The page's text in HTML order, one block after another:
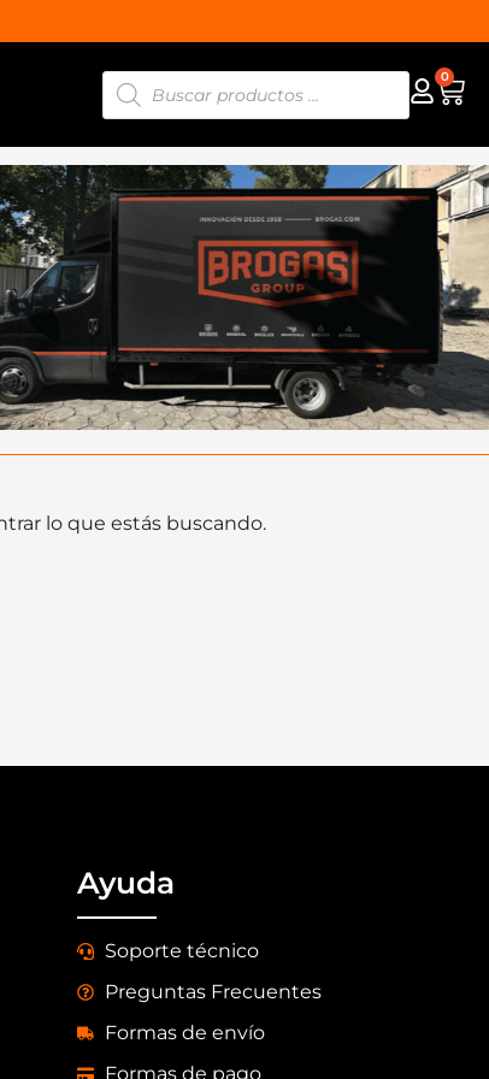
0
lo que estás buscando.
Ayuda
Soporte técnico
Preguntas Frecuentes
Formas de envío
Formas de pago